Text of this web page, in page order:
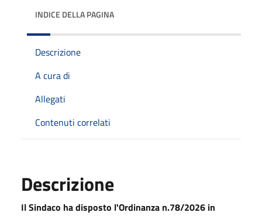
INDICE DELLA PAGINA
Descrizione
A cura di
Allegati
Contenuti correlati
Descrizione
Il Sindaco ha disposto l'Ordinanza n.78/2026 in